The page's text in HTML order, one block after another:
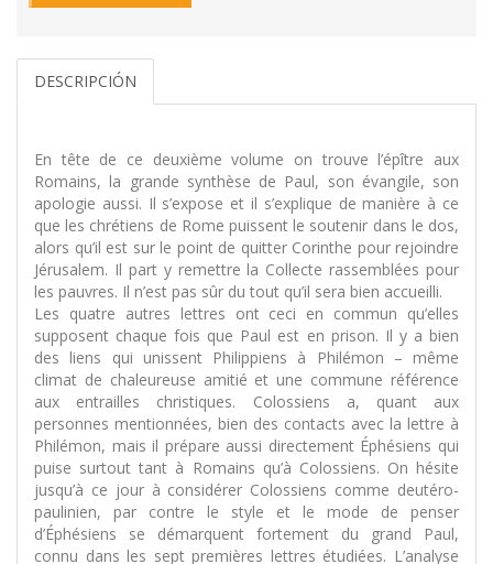
DESCRIPCIÓN
En tête de ce deuxième volume on trouve l’épître aux
Romains, la grande synthèse de Paul, son évangile, son
apologie aussi. Il s’expose et il s’explique de manière à ce
que les chrétiens de Rome puissent le soutenir dans le dos,
alors qu’il est sur le point de quitter Corinthe pour rejoindre
Jérusalem. Il part y remettre la Collecte rassemblées pour
les pauvres. Il n’est pas sûr du tout qu’il sera bien accueilli.
Les quatre autres lettres ont ceci en commun qu’elles
supposent chaque fois que Paul est en prison. Il y a bien
des liens qui unissent Philippiens à Philémon – même
climat de chaleureuse amitié et une commune référence
aux entrailles christiques. Colossiens a, quant aux
personnes mentionnées, bien des contacts avec la lettre à
Philémon, mais il prépare aussi directement Éphésiens qui
puise surtout tant à Romains qu’à Colossiens. On hésite
jusqu’à ce jour à considérer Colossiens comme deutéro-
paulinien, par contre le style et le mode de penser
d’Éphésiens se démarquent fortement du grand Paul,
connu dans les sept premières lettres étudiées. L’analyse